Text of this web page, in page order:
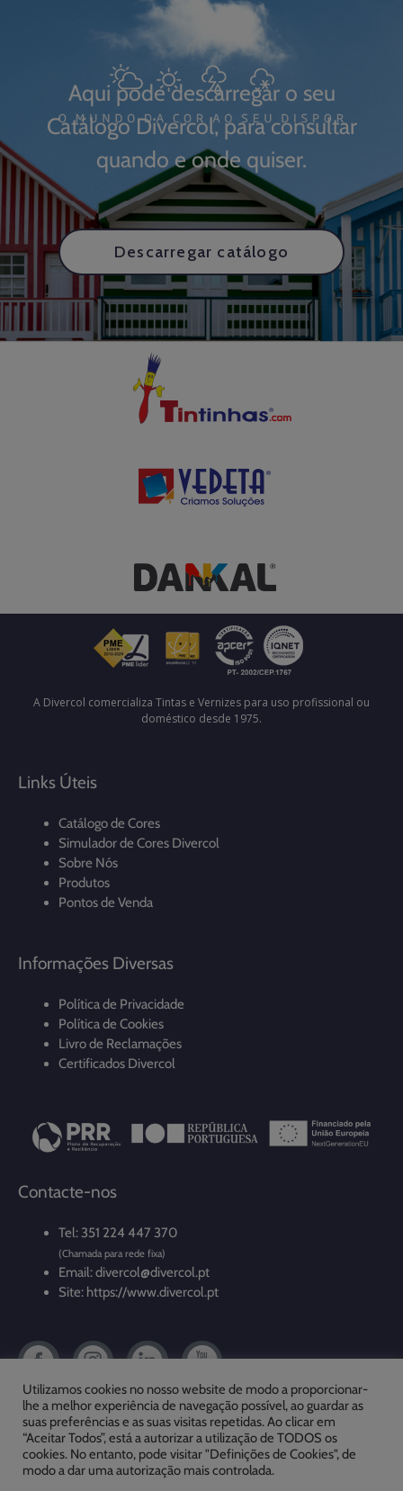
Aqui pode descarregar o seu
Catálogo Divercol, para consultar
quando e onde quiser.
Descarregar catálogo
A Divercol comercializa Tintas e Vernizes para uso profissional ou
doméstico desde 1975.
Links Úteis
Catálogo de Cores
Simulador de Cores Divercol
Sobre Nós
Produtos
Pontos de Venda
Informações Diversas
Política de Privacidade
Política de Cookies
Livro de Reclamações
Certificados Divercol
Contacte-nos
Tel: 351 224 447 370
(Chamada para rede fixa)
Email: divercol@divercol.pt
Site: https://www.divercol.pt
Em caso de litígio, o consumidor poderá recorrer à seguinte entidade de
resolução alternativa de litígios de consumo: Instituto de Arbitragem
Comercial.
Mais informações em
Utilizamos cookies no nosso website de modo a proporcionar-
lhe a melhor experiência de navegação possível, ao guardar as
suas preferências e as suas visitas repetidas. Ao clicar em
“Aceitar Todos”, está a autorizar a utilização de TODOS os
cookies. No entanto, pode visitar "Definições de Cookies", de
modo a dar uma autorização mais controlada.